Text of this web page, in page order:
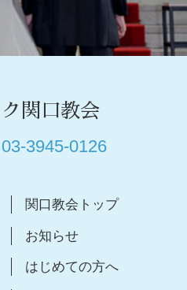
関口教会
03-3945-0126
関口教会トップ
お知らせ
はじめての方へ